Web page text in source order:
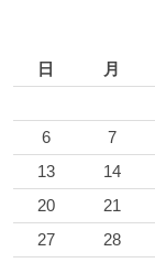
日 月
6
7
13
14
20
21
27
28